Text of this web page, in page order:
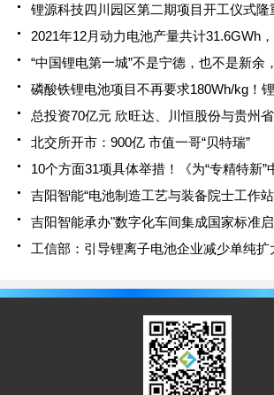
锂源科技四川园区第二期项目开工仪式隆
“中国锂电第一城”不是宁德，也不是新余
北交所开市：900亿 市值一哥“贝特瑞”
吉阳智能“电池制造工艺与装备院士工作
吉阳智能承办"数字化车间集成国家标准